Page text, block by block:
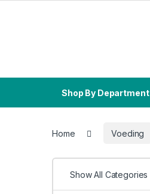
Shop By Department
Home Voeding
Show All Categories